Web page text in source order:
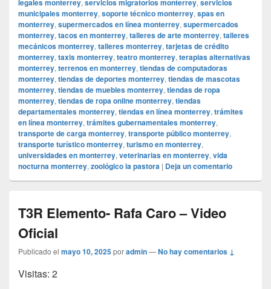
legales monterrey, servicios migratorios monterrey, servicios
municipales monterrey, soporte técnico monterrey, spas en
monterrey, supermercados en línea monterrey, supermercados
monterrey, tacos en monterrey, talleres de arte monterrey, talleres
mecánicos monterrey, talleres monterrey, tarjetas de crédito
monterrey, taxis monterrey, teatro monterrey, terapias alternativas
monterrey, terrenos en monterrey, tiendas de computadoras
monterrey, tiendas de deportes monterrey, tiendas de mascotas
monterrey, tiendas de muebles monterrey, tiendas de ropa
monterrey, tiendas de ropa online monterrey, tiendas
departamentales monterrey, tiendas en línea monterrey, trámites
en línea monterrey, trámites gubernamentales monterrey,
transporte de carga monterrey, transporte público monterrey,
transporte turístico monterrey, turismo en monterrey,
universidades en monterrey, veterinarias en monterrey, vida
nocturna monterrey, zoológico la pastora | Deja un comentario
T3R Elemento- Rafa Caro – Video
Oficial
Publicado el mayo 10, 2025poradmin—No hay comentarios ↓
Visitas: 2